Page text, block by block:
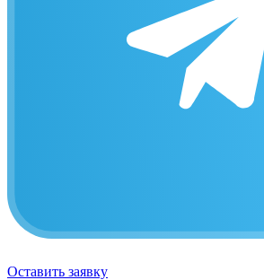
Оставить заявку